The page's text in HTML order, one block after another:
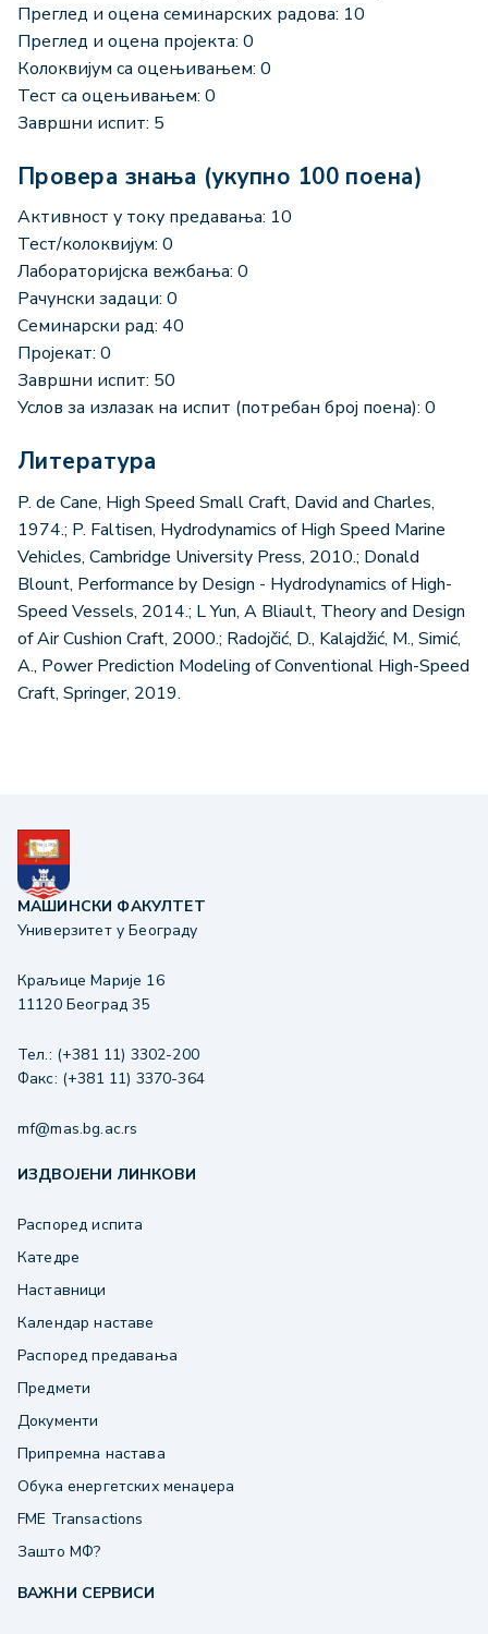
Преглед и оцена семинарских радова: 10
Преглед и оцена пројекта: 0
Колоквијум са оцењивањем: 0
Тест са оцењивањем: 0
Завршни испит: 5
Провера знања (укупно 100 поена)
Активност у току предавања: 10
Тест/колоквијум: 0
Лабораторијска вежбања: 0
Рачунски задаци: 0
Семинарски рад: 40
Пројекат: 0
Завршни испит: 50
Услов за излазак на испит (потребан број поена): 0
Литература
P. de Cane, High Speed Small Craft, David and Charles,
1974.; P. Faltisen, Hydrodynamics of High Speed Marine
Vehicles, Cambridge University Press, 2010.; Donald
Blount, Performance by Design - Hydrodynamics of High-
Speed Vessels, 2014.; L Yun, A Bliault, Theory and Design
of Air Cushion Craft, 2000.; Radojčić, D., Kalajdžić, M., Simić,
A., Power Prediction Modeling of Conventional High-Speed
Craft, Springer, 2019.
МАШИНСКИ ФАКУЛТЕТ
Универзитет у Београду
Краљице Марије 16
11120 Београд 35
Тел.: (+381 11) 3302-200
Факс: (+381 11) 3370-364
mf@mas.bg.ac.rs
ИЗДВОЈЕНИ ЛИНКОВИ
Распоред испита
Катедре
Наставници
Календар наставе
Распоред предавања
Предмети
Документи
Припремна настава
Обука енергетских менаџера
FME Transactions
Зашто МФ?
ВАЖНИ СЕРВИСИ